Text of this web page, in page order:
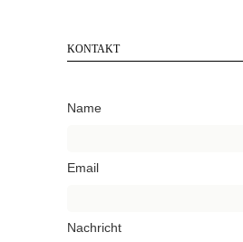
KONTAKT
Name
Email
Nachricht